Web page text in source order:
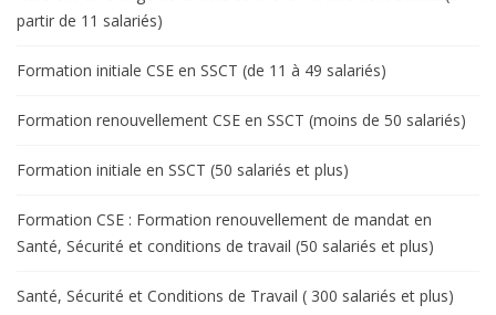
partir de 11 salariés)
Formation initiale CSE en SSCT (de 11 à 49 salariés)
Formation renouvellement CSE en SSCT (moins de 50 salariés)
Formation initiale en SSCT (50 salariés et plus)
Formation CSE : Formation renouvellement de mandat en
Santé, Sécurité et conditions de travail (50 salariés et plus)
Santé, Sécurité et Conditions de Travail ( 300 salariés et plus)